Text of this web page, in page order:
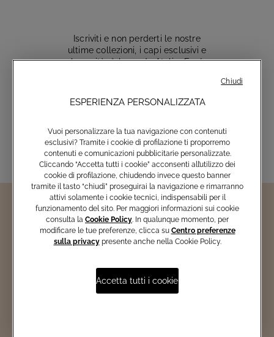
Iscriviti e non perderti le nostre
ultime collezioni, i capi esclusivi e
le novità del mondo Atelier Emé
ESPERIENZA PERSONALIZZATA
Vuoi personalizzare la tua navigazione con contenuti
esclusivi? Tramite i cookie di profilazione ti proporremo
contenuti e comunicazioni pubblicitarie personalizzate.
Cliccando “Accetta tutti i cookie” acconsenti all’utilizzo dei
cookie di profilazione, chiudendo invece questo banner
tramite il tasto “chiudi” proseguirai la navigazione e rimarranno
attivi solamente i cookie tecnici, indispensabili per il
funzionamento del sito. Per maggiori informazioni sui cookie
consulta la Cookie Policy . In qualunque momento, per
modificare le tue preferenze, clicca su Centro preferenze
sulla privacypresente anche nella Cookie Policy.
Accetta tutti i cookie
Chiudi